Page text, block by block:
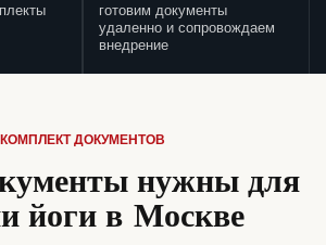
готовим документы
удаленно и сопровождаем
внедрение
КОМПЛЕКТ ДОКУМЕНТОВ
нужны для
йоги в Москве